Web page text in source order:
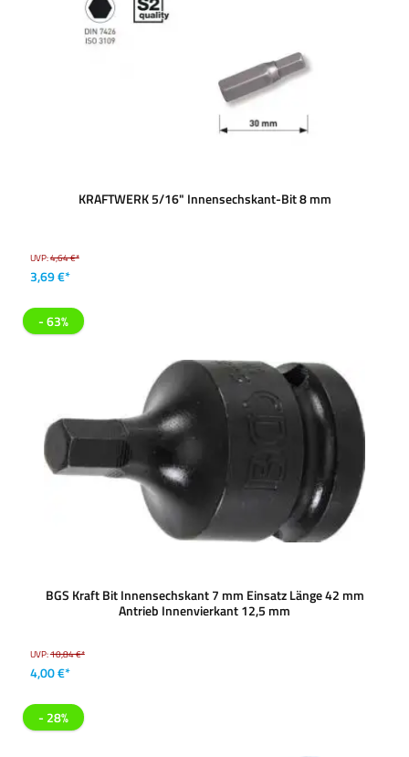
KRAFTWERK 5/16" Innensechskant-Bit 8 mm
UVP:4,64 €*
3,69 €*
- 63%
BGS Kraft Bit Innensechskant 7 mm Einsatz Länge 42 mm
Antrieb Innenvierkant 12,5 mm
UVP:10,84 €*
4,00 €*
- 28%